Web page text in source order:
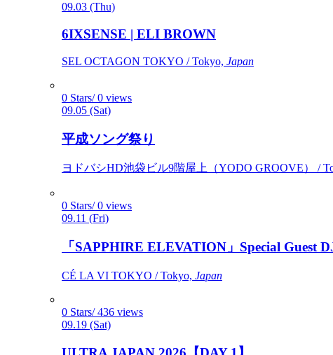
09.03 (Thu)
6IXSENSE | ELI BROWN
SEL OCTAGON TOKYO / Tokyo, Japan
0 Stars/ 0 views
09.05 (Sat)
平成ソング祭り
ヨドバシHD池袋ビル9階屋上（YODO GROOVE） /
0 Stars/ 0 views
09.11 (Fri)
「SAPPHIRE ELEVATION」Special Guest
CÉ LA VI TOKYO / Tokyo, Japan
0 Stars/ 436 views
09.19 (Sat)